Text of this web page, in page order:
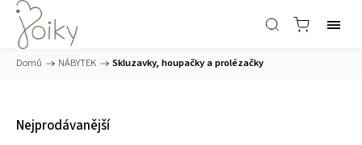
Domů / NÁBYTEK / Skluzavky, houpačky a prolézačky
Nejprodávanější